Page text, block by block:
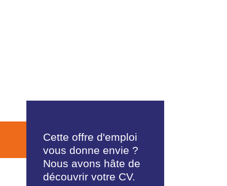
Cette offre d'emploi
vous donne envie ?
Nous avons hâte de
découvrir votre CV.